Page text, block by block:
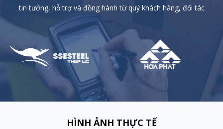
tin tưởng, hỗ trợ và đồng hành từ quý khách hàng, đối tác
HÌNH ẢNH THỰC TẾ